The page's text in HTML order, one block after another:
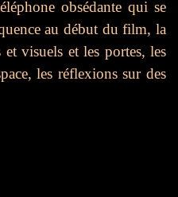
obsédante qui se
au début du film, la
et visuels et les portes, les
les réflexions sur des